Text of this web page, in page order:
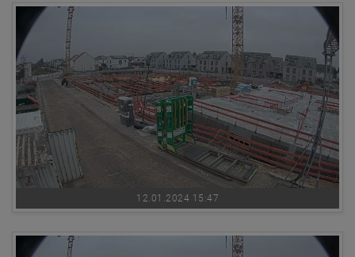
12.01.2024 15:47